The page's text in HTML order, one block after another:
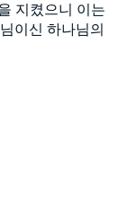
지켰으니 이는
이신 하나님의